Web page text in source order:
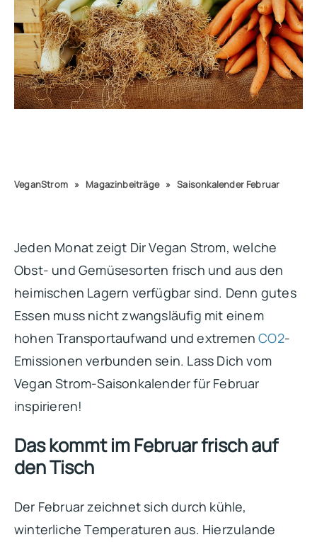
VeganStrom » Magazinbeiträge » Saisonkalender Februar
Jeden Monat zeigt Dir Vegan Strom, welche
Obst- und Gemüsesorten frisch und aus den
heimischen Lagern verfügbar sind. Denn gutes
Essen muss nicht zwangsläufig mit einem
hohen Transportaufwand und extremenCO2-
Emissionen verbunden sein. Lass Dich vom
Vegan Strom-Saisonkalender für Februar
inspirieren!
Das kommt im Februar frisch auf
den Tisch
Der Februar zeichnet sich durch kühle,
winterliche Temperaturen aus. Hierzulande